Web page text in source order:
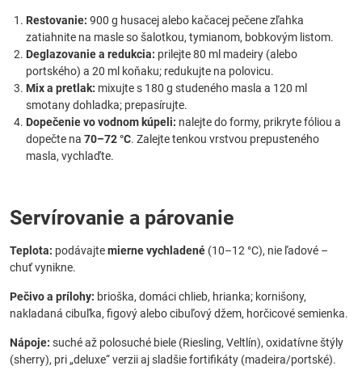
Restovanie: 900 g husacej alebo kačacej pečene zľahka
zatiahnite na masle so šalotkou, tymianom, bobkovým listom.
Deglazovanie a redukcia: prilejte 80 ml madeiry (alebo
portského) a 20 ml koňaku; redukujte na polovicu.
Mix a pretlak: mixujte s 180 g studeného masla a 120 ml
smotany dohladka; prepasírujte.
Dopečenie vo vodnom kúpeli: nalejte do formy, prikryte fóliou a
dopečte na 70–72 °C. Zalejte tenkou vrstvou prepusteného
masla, vychlaďte.
Servírovanie a párovanie
Teplota: podávajtemierne vychladené (10–12 °C), nie ľadové –
chuť vynikne.
Pečivo a prílohy: brioška, domáci chlieb, hrianka; kornišony,
nakladaná cibuľka, figový alebo cibuľový džem, horčicové semienka.
Nápoje: suché až polosuché biele (Riesling, Veltlín), oxidatívne štýly
(sherry), pri „deluxe“ verzii aj sladšie fortifikáty (madeira/portské).